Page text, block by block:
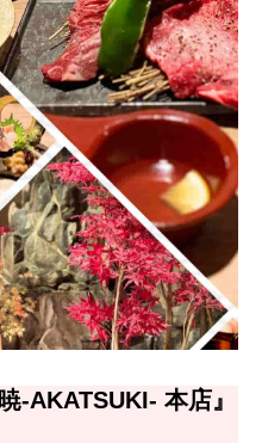
-AKATSUKI- 本店』